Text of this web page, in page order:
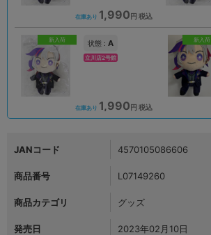
在庫あり 1,990円 税込
新入荷 状態 : A
立川店2号館
在庫あり 1,990円 税込
新入荷
JANコード 4570105086606
商品番号 L07149260
商品カテゴリ グッズ
発売日 2023年02月10日